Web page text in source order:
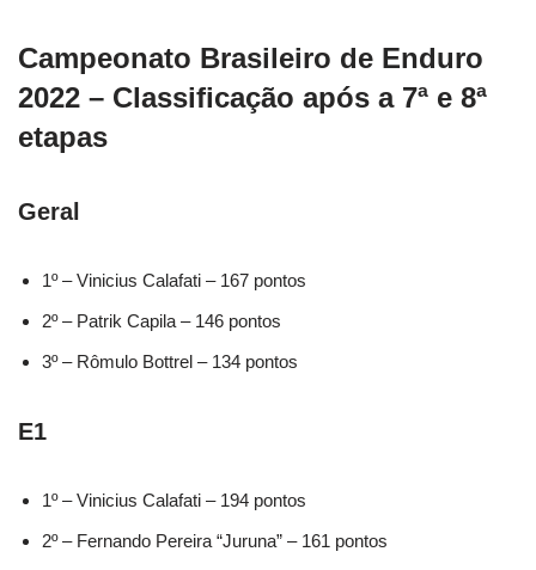
Campeonato Brasileiro de Enduro
2022 – Classificação após a 7ª e 8ª
etapas
Geral
1º – Vinicius Calafati – 167 pontos
2º – Patrik Capila – 146 pontos
3º – Rômulo Bottrel – 134 pontos
E1
1º – Vinicius Calafati – 194 pontos
2º – Fernando Pereira “Juruna” – 161 pontos